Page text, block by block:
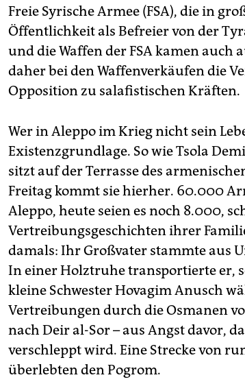
Freie Syrische Armee (FSA), die in
Öffentlichkeit als Befreier von der
und die Waffen der FSA kamen auch
daher bei den Waffenverkäufen die
Opposition zu salafistischen Kräften.
Wer in Aleppo im Krieg nicht sein
Existenzgrundlage. So wie Tsola
sitzt auf der Terrasse des
Freitag kommt sie hierher. 60.000
Aleppo, heute seien es noch 8.000,
Vertreibungsgeschichten ihrer
damals: Ihr Großvater stammte aus
In einer Holztruhe transportierte er,
kleine Schwester Hovagim Anusch
Vertreibungen durch die Osmanen
nach Deir al-Sor – aus Angst davor,
verschleppt wird. Eine Strecke von
überlebten den Pogrom.